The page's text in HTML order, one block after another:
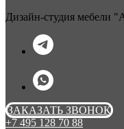
Дизайн-студия мебели
ЗАКАЗАТЬ ЗВОНОК
+7 495 128 70 88